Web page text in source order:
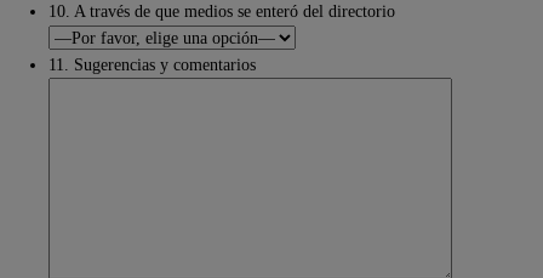
10. A través de que medios se enteró del directorio
11. Sugerencias y comentarios